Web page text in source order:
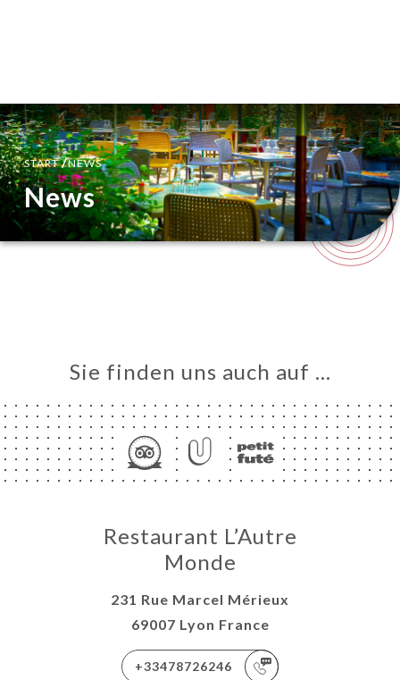
START/NEWS
News
Sie finden uns auch auf …
Restaurant L’Autre
Monde
231 Rue Marcel Mérieux
69007 Lyon France
+33478726246